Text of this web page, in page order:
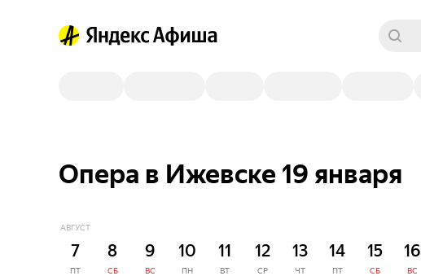
Опера в Ижевске 19 января
АВГУСТ
7
ПТ
8
СБ
9
ВС
10
ПН
11
ВТ
12
СР
13
ЧТ
14
ПТ
15
СБ
16
ВС